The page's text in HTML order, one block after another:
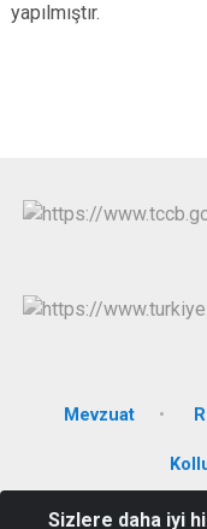
yapılmıştır.
Mevzuat
Sizlere daha iyi